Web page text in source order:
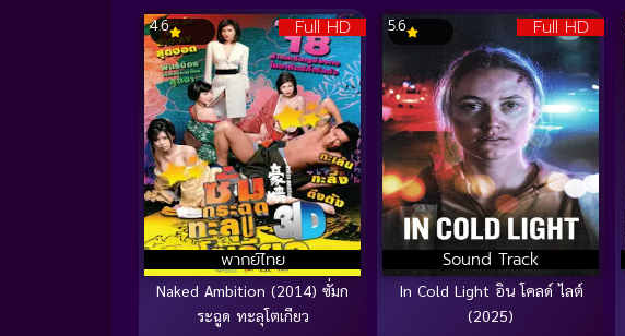
Full HD
พากย์ไทย
4.6
Naked Ambition (2014) ซั่มก
ระฉูด ทะลุโตเกียว
Full HD
Sound Track
5.6
In Cold Light อิน โคลด์ ไลต์
(2025)